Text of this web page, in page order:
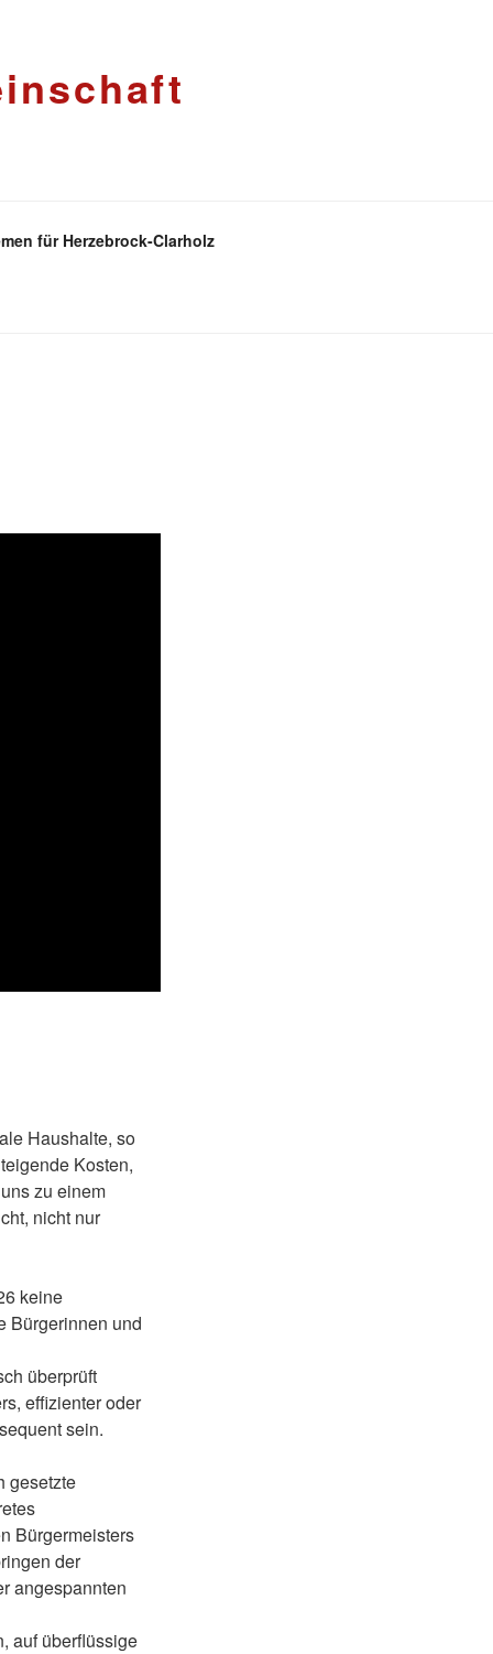
für Herzebrock-Clarholz
Haushalte, so
Kosten,
zu einem
nicht nur
keine
Bürgerinnen und
überprüft
effizienter oder
sein.
gesetzte
Bürgermeisters
der
angespannten
auf überflüssige